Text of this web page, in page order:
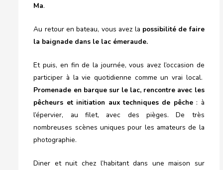
Ma.
Au retour en bateau, vous avez la possibilité de faire
la baignade dans le lac émeraude.
Et puis, en fin de la journée, vous avez l’occasion de
participer à la vie quotidienne comme un vrai local.
Promenade en barque sur le lac, rencontre avec les
pêcheurs et initiation aux techniques de pêche: à
l’épervier, au filet, avec des pièges. De très
nombreuses scènes uniques pour les amateurs de la
photographie.
Diner et nuit chez l’habitant dans une maison sur